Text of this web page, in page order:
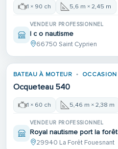
1 × 90 ch 5,6 m × 2,45 m
VENDEUR PROFESSIONNEL
I c o nautisme
66750 Saint Cyprien
BATEAU À MOTEUR OCCASION
Ocqueteau 540
1 × 60 ch 5,46 m × 2,38 m
VENDEUR PROFESSIONNEL
Royal nautisme port la forêt
29940 La Forêt Fouesnant